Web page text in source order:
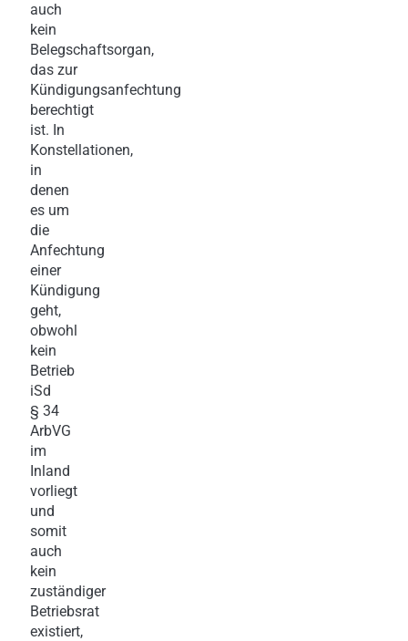
auch
kein
Belegschaftsorgan,
das zur
Kündigungsanfechtung
berechtigt
ist. In
Konstellationen,
in
denen
es um
die
Anfechtung
einer
Kündigung
geht,
obwohl
kein
Betrieb
iSd
§ 34
ArbVG
im
Inland
vorliegt
und
somit
auch
kein
zuständiger
Betriebsrat
existiert,